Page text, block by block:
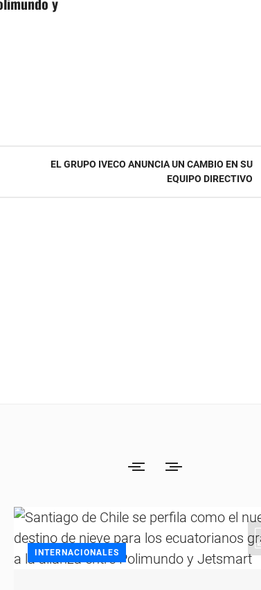
EL GRUPO IVECO ANUNCIA UN CAMBIO EN SU
EQUIPO DIRECTIVO
INTERNACIONALES